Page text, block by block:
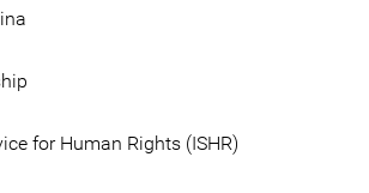
for Human Rights (ISHR)